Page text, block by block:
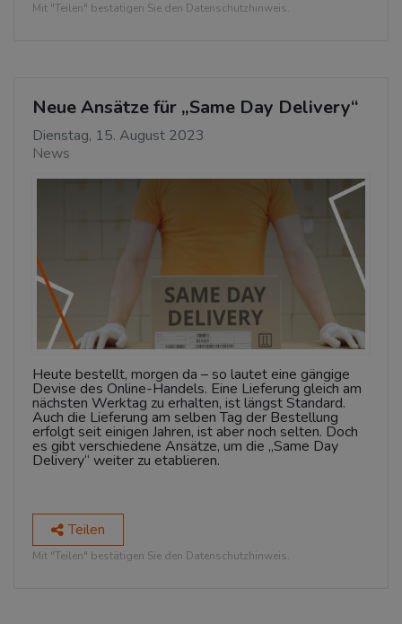
Mit "Teilen" bestätigen Sie den Datenschutzhinweis.
Neue Ansätze für „Same Day Delivery“
Dienstag, 15. August 2023
News
Heute bestellt, morgen da – so lautet eine gängige
Devise des Online-Handels. Eine Lieferung gleich am
nächsten Werktag zu erhalten, ist längst Standard.
Auch die Lieferung am selben Tag der Bestellung
erfolgt seit einigen Jahren, ist aber noch selten. Doch
es gibt verschiedene Ansätze, um die „Same Day
Delivery“ weiter zu etablieren.
Teilen
Mit "Teilen" bestätigen Sie den Datenschutzhinweis.